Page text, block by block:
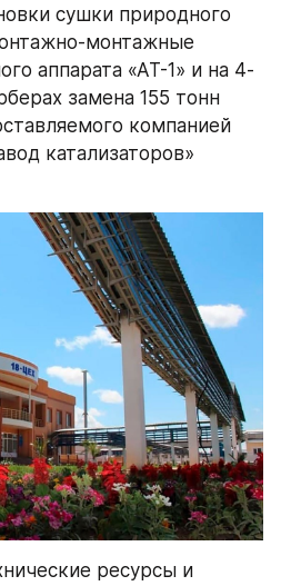
сушки природного
монтажные
аппарата «АТ-1» и на 4-
замена 155 тонн
компанией
катализаторов»
ресурсы и